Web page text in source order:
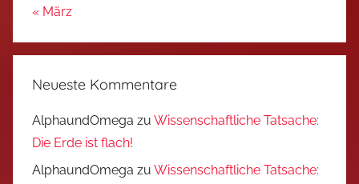
« März
Neueste Kommentare
AlphaundOmega zu Wissenschaftliche Tatsache:
Die Erde ist flach!
AlphaundOmega zu Wissenschaftliche Tatsache: